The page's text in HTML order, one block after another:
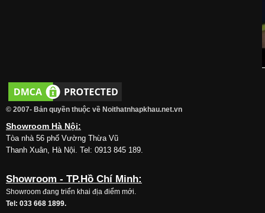
© 2007- Bản quyền thuộc về Noithatnhapkhau.net.vn
Showroom Hà Nội:
Tòa nhà 56 phố Vường Thừa Vũ
Thanh Xuân, Hà Nội. Tel: 0913 845 189.
Showroom - TP.Hồ Chí Minh:
Showroom đang triển khai địa điểm mới.
Tel: 033 668 1899.